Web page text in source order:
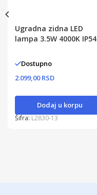
Ugradna zidna LED
lampa 3.5W 4000K IP54
Dostupno
2.099,00 RSD
Dodaj u korpu
Šifra: L2830-13